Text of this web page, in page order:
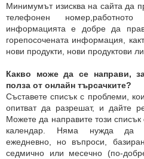
Минимумът изисква на сайта да
телефонен
информацията е добре да
горепосочената информация,
нови продукти, нови продуктови
Какво може да се направи,
полза от онлайн търсачките?
Съставете списък с проблеми,
опитват да разрешат, и дайте
Можете да направите този
календар. Няма нужда да
ежедневно, но въпроси,
седмично или месечно (по-